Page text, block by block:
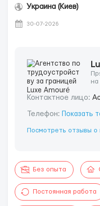
Украина (Киев)
30-07-2026
на
Контактное лицо:
Телефон: Показать
Посмотреть отзывы
Без опыта
Постоянная работа